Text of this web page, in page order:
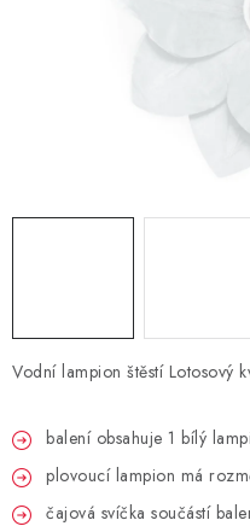
BLAHOPŘÁNÍ
HELIUM NA BALÓNKY
OSLAVA PODLE
Vodní lampion štěstí Lotosový
balení obsahuje 1 bílý
plovoucí lampion má
čajová svíčka součástí